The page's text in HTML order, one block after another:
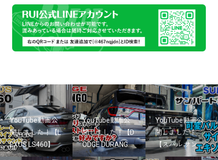
YouTube動画公
開しました！【L
EXUS LS460】
YouTube動画公
開しました！【D
ODGE DURANG...
YouTube動画公
開しました！
【スバル サン...